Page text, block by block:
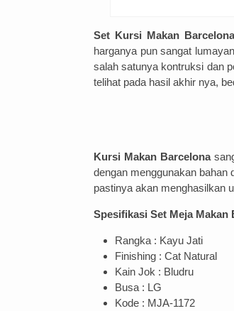
Set Kursi Makan Barcelona
harganya pun sangat
salah satunya kontruksi dan
telihat pada hasil akhir nya,
Kursi Makan Barcelona
dengan menggunakan bahan
pastinya akan menghasilkan
Spesifikasi Set Meja Makan
Rangka : Kayu Jati
Finishing : Cat Natural
Kain Jok : Bludru
Busa : LG
Kode : MJA-1172